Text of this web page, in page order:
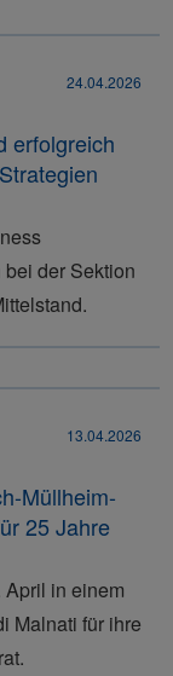
24.04.2026
erfolgreich
der Sektion
13.04.2026
Müllheim-
25 Jahre
in einem
Malnati für ihre